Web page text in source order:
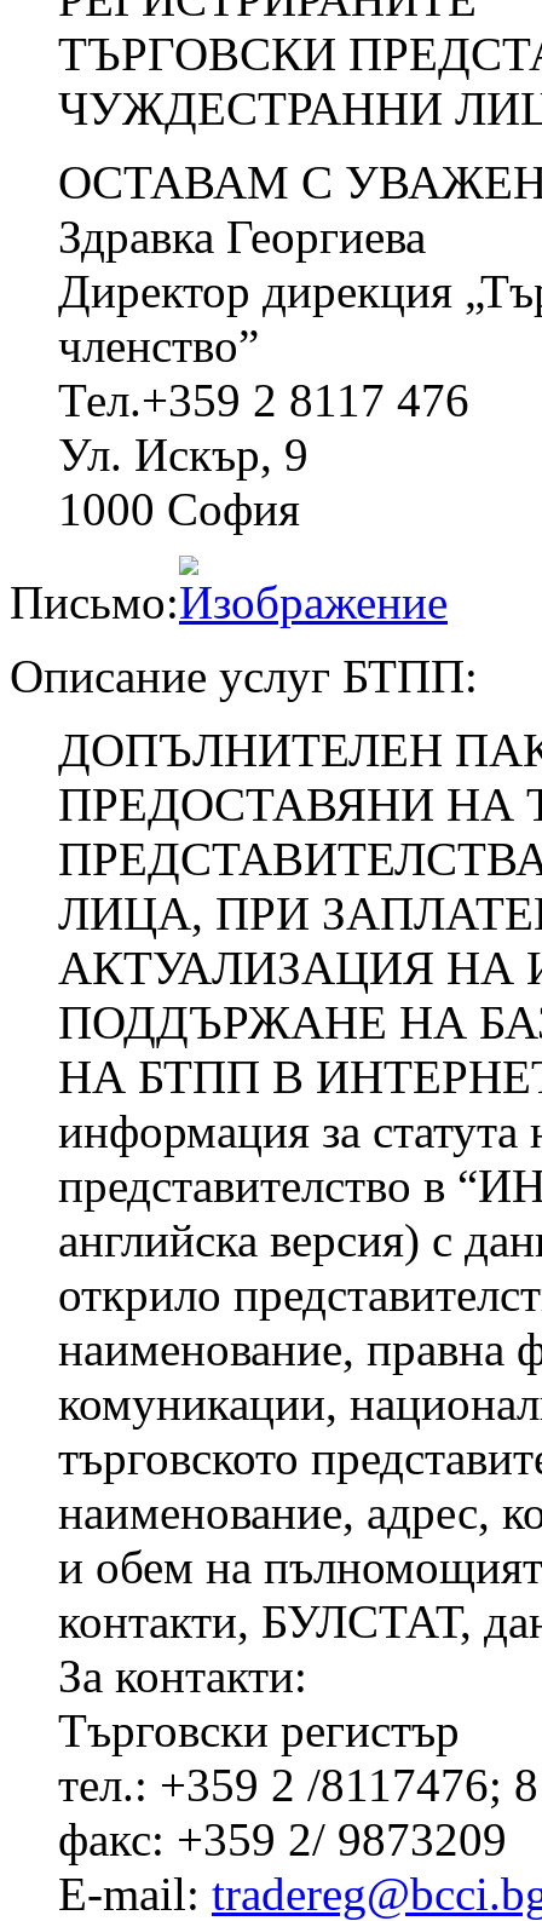
ТЪРГОВСКИ
ЧУЖДЕСТРАННИ
ОСТАВАМ С
Здравка Георгиева
Директор дирекция
членство”
Тел.+359 2 8117 476
Ул. Искър, 9
1000 София
Письмо:
Описание услуг БТПП:
ДОПЪЛНИТЕЛЕН
ПРЕДОСТАВЯНИ НА
ЛИЦА, ПРИ
АКТУАЛИЗАЦИЯ
ПОДДЪРЖАНЕ НА
НА БТПП В
информация за статута
представителство в
английска версия) с
открило
наименование, правна
комуникации,
търговското
наименование, адрес,
и обем на
контакти, БУЛСТАТ,
За контакти:
Търговски регистър
тел.: +359 2 /8117476;
факс: +359 2/ 9873209
E-mail: